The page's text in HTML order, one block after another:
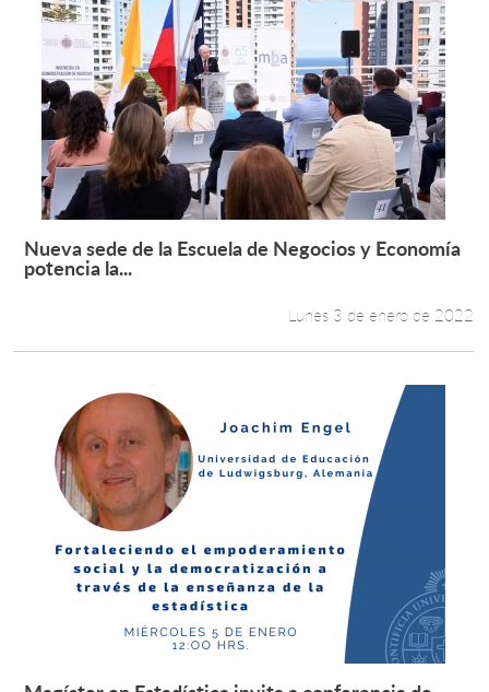
Leer más +
Nueva sede de la Escuela de Negocios y Economía
potencia la...
Lunes 3 de enero de 2022